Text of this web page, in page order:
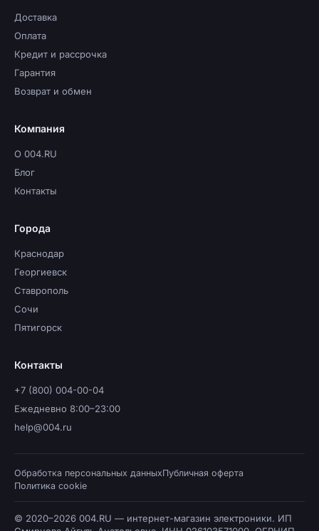
Доставка
Оплата
Кредит и рассрочка
Гарантия
Возврат и обмен
Компания
О 004.RU
Блог
Контакты
Города
Краснодар
Георгиевск
Ставрополь
Сочи
Пятигорск
Контакты
+7 (800) 004-00-04
Ежедневно 8:00–23:00
help@004.ru
Обработка персональных данныхПубличная оферта
Политика cookie
© 2020–2026 004.RU — интернет-магазин электроники. ИП